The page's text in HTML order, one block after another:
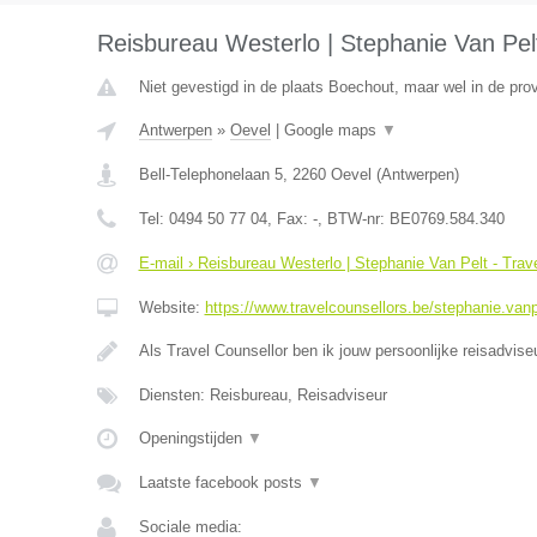
Reisbureau Westerlo | Stephanie Van
Niet gevestigd in de plaats Boechout, maar wel in de
Antwerpen» Oevel Google maps ▼
Bell-Telephonelaan 5, 2260 Oevel (Antwerpen)
Tel: 0494 50 77 04, Fax: -, BTW-nr: BE0769.584.340
E-mail › Reisbureau Westerlo | Stephanie Van Pelt -
Website: https://www.travelcounsellors.be/
Als Travel Counsellor ben ik jouw persoonlijke
Diensten: Reisbureau, Reisadviseur
Openingstijden ▼
Laatste facebook posts ▼
Sociale media: